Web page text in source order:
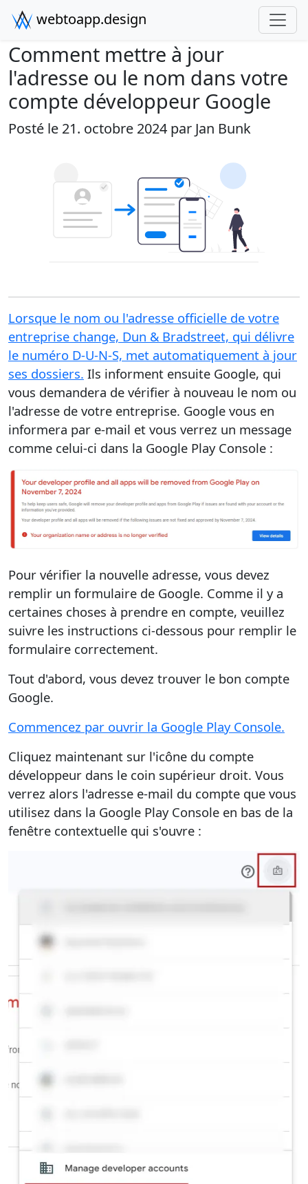
webtoapp.design
Comment mettre à jour
l'adresse ou le nom dans votre
compte développeur Google
Posté le 21. octobre 2024 par Jan Bunk
Lorsque le nom ou l'adresse officielle de votre
entreprise change, Dun & Bradstreet, qui délivre
le numéro D-U-N-S, met automatiquement à jour
ses dossiers. Ils informent ensuite Google, qui
vous demandera de vérifier à nouveau le nom ou
l'adresse de votre entreprise. Google vous en
informera par e-mail et vous verrez un message
comme celui-ci dans la Google Play Console :
Pour vérifier la nouvelle adresse, vous devez
remplir un formulaire de Google. Comme il y a
certaines choses à prendre en compte, veuillez
suivre les instructions ci-dessous pour remplir le
formulaire correctement.
Tout d'abord, vous devez trouver le bon compte
Google.
Commencez par ouvrir la Google Play Console.
Cliquez maintenant sur l'icône du compte
développeur dans le coin supérieur droit. Vous
verrez alors l'adresse e-mail du compte que vous
utilisez dans la Google Play Console en bas de la
fenêtre contextuelle qui s'ouvre :